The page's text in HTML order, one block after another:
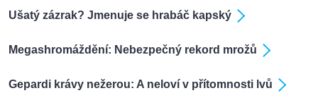
Ušatý zázrak? Jmenuje se hrabáč kapský
Megashromáždění: Nebezpečný rekord mrožů
Gepardi krávy nežerou: A neloví v přítomnosti lvů